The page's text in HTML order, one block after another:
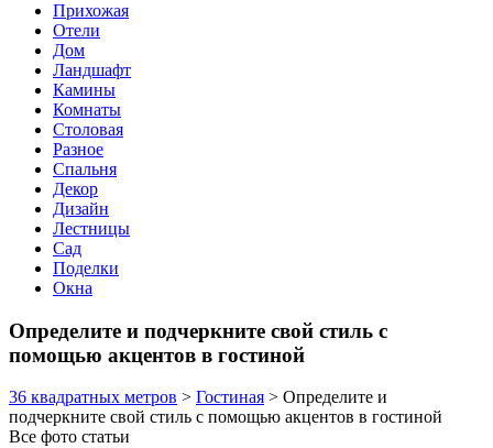
Прихожая
Отели
Дом
Ландшафт
Камины
Комнаты
Столовая
Разное
Спальня
Декор
Дизайн
Лестницы
Сад
Поделки
Окна
Определите и подчеркните свой стиль с
помощью акцентов в гостиной
36 квадратных метров > Гостиная > Определите и
подчеркните свой стиль с помощью акцентов в гостиной
Все фото статьи